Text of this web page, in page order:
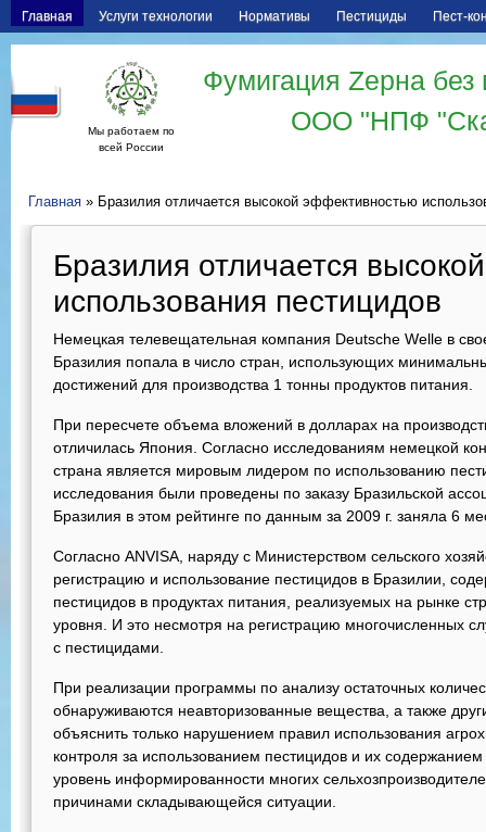
Главная Услуги технологии Нормативы Пестициды Пест-
Мы работаем по
всей России
Фумигация Zерна
ООО "НПФ
Главная » Бразилия отличается высокой эффективностью
Бразилия отличается
использования пестицидов
Немецкая телевещательная компания Deutsche Welle в
Бразилия попала в число стран, использующих
достижений для производства 1 тонны продуктов питания.
При пересчете объема вложений в долларах на
отличилась Япония. Согласно исследованиям немецкой
страна является мировым лидером по использованию
исследования были проведены по заказу Бразильской
Бразилия в этом рейтинге по данным за 2009 г. заняла 6
Согласно ANVISA, наряду с Министерством сельского
регистрацию и использование пестицидов в Бразилии,
пестицидов в продуктах питания, реализуемых на рынке
уровня. И это несмотря на регистрацию многочисленных
с пестицидами.
При реализации программы по анализу остаточных
обнаруживаются неавторизованные вещества, а также
объяснить только нарушением правил использования
контроля за использованием пестицидов и их
уровень информированности многих
причинами складывающейся ситуации.